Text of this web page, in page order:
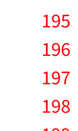
195
196
197
198